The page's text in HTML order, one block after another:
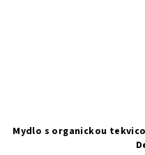
Mydlo s organickou